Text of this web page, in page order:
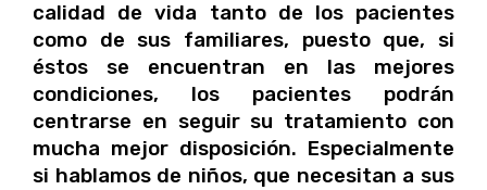
calidad de vida tanto de los pacientes
como de sus familiares, puesto que, si
éstos se encuentran en las mejores
condiciones, los pacientes podrán
centrarse en seguir su tratamiento con
mucha mejor disposición. Especialmente
si hablamos de niños, que necesitan a sus